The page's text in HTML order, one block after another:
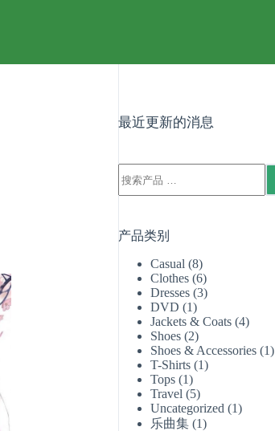
最近更新的消息
产品类别
Casual (8)
Clothes (6)
Dresses (3)
DVD (1)
Jackets & Coats (4)
Shoes (2)
Shoes & Accessories (1)
T-Shirts (1)
Tops (1)
Travel (5)
Uncategorized (1)
乐曲集 (1)